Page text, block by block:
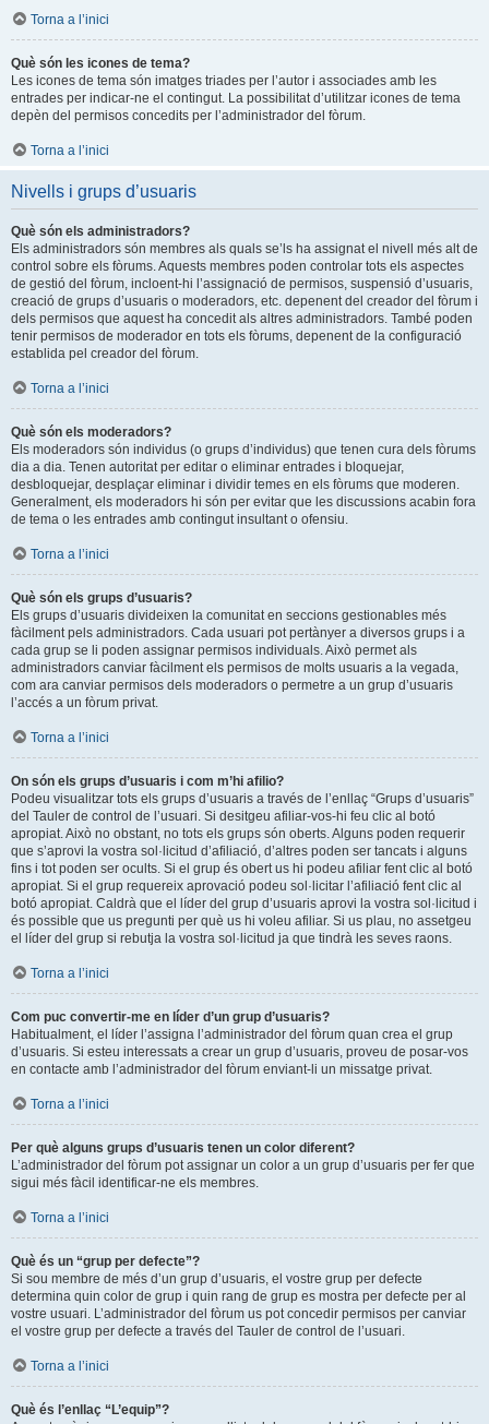
Torna a l’inici
Què són les icones de tema?
Les icones de tema són imatges triades per l’autor i associades amb les
entrades per indicar-ne el contingut. La possibilitat d’utilitzar icones de tema
depèn del permisos concedits per l’administrador del fòrum.
Torna a l’inici
Nivells i grups d’usuaris
Què són els administradors?
Els administradors són membres als quals se’ls ha assignat el nivell més alt de
control sobre els fòrums. Aquests membres poden controlar tots els aspectes
de gestió del fòrum, incloent-hi l’assignació de permisos, suspensió d’usuaris,
creació de grups d’usuaris o moderadors, etc. depenent del creador del fòrum i
dels permisos que aquest ha concedit als altres administradors. També poden
tenir permisos de moderador en tots els fòrums, depenent de la configuració
establida pel creador del fòrum.
Torna a l’inici
Què són els moderadors?
Els moderadors són individus (o grups d’individus) que tenen cura dels fòrums
dia a dia. Tenen autoritat per editar o eliminar entrades i bloquejar,
desbloquejar, desplaçar eliminar i dividir temes en els fòrums que moderen.
Generalment, els moderadors hi són per evitar que les discussions acabin fora
de tema o les entrades amb contingut insultant o ofensiu.
Torna a l’inici
Què són els grups d’usuaris?
Els grups d’usuaris divideixen la comunitat en seccions gestionables més
fàcilment pels administradors. Cada usuari pot pertànyer a diversos grups i a
cada grup se li poden assignar permisos individuals. Això permet als
administradors canviar fàcilment els permisos de molts usuaris a la vegada,
com ara canviar permisos dels moderadors o permetre a un grup d’usuaris
l’accés a un fòrum privat.
Torna a l’inici
On són els grups d’usuaris i com m’hi afilio?
Podeu visualitzar tots els grups d’usuaris a través de l’enllaç “Grups d’usuaris”
del Tauler de control de l’usuari. Si desitgeu afiliar-vos-hi feu clic al botó
apropiat. Això no obstant, no tots els grups són oberts. Alguns poden requerir
que s’aprovi la vostra sol·licitud d’afiliació, d’altres poden ser tancats i alguns
fins i tot poden ser ocults. Si el grup és obert us hi podeu afiliar fent clic al botó
apropiat. Si el grup requereix aprovació podeu sol·licitar l’afiliació fent clic al
botó apropiat. Caldrà que el líder del grup d’usuaris aprovi la vostra sol·licitud i
és possible que us pregunti per què us hi voleu afiliar. Si us plau, no assetgeu
el líder del grup si rebutja la vostra sol·licitud ja que tindrà les seves raons.
Torna a l’inici
Com puc convertir-me en líder d’un grup d’usuaris?
Habitualment, el líder l’assigna l’administrador del fòrum quan crea el grup
d’usuaris. Si esteu interessats a crear un grup d’usuaris, proveu de posar-vos
en contacte amb l’administrador del fòrum enviant-li un missatge privat.
Torna a l’inici
Per què alguns grups d’usuaris tenen un color diferent?
L’administrador del fòrum pot assignar un color a un grup d’usuaris per fer que
sigui més fàcil identificar-ne els membres.
Torna a l’inici
Què és un “grup per defecte”?
Si sou membre de més d’un grup d’usuaris, el vostre grup per defecte
determina quin color de grup i quin rang de grup es mostra per defecte per al
vostre usuari. L’administrador del fòrum us pot concedir permisos per canviar
el vostre grup per defecte a través del Tauler de control de l’usuari.
Torna a l’inici
Què és l’enllaç “L’equip”?